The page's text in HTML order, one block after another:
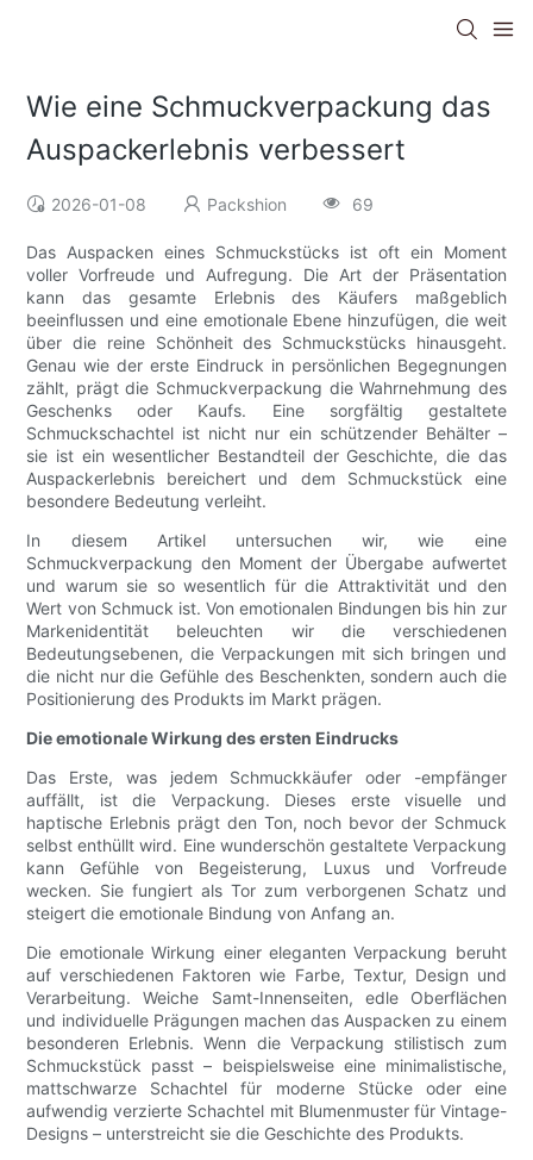
Wie eine Schmuckverpackung das
Auspackerlebnis verbessert
2026-01-08 Packshion 69
Das Auspacken eines Schmuckstücks ist oft ein Moment
voller Vorfreude und Aufregung. Die Art der Präsentation
kann das gesamte Erlebnis des Käufers maßgeblich
beeinflussen und eine emotionale Ebene hinzufügen, die weit
über die reine Schönheit des Schmuckstücks hinausgeht.
Genau wie der erste Eindruck in persönlichen Begegnungen
zählt, prägt die Schmuckverpackung die Wahrnehmung des
Geschenks oder Kaufs. Eine sorgfältig gestaltete
Schmuckschachtel ist nicht nur ein schützender Behälter –
sie ist ein wesentlicher Bestandteil der Geschichte, die das
Auspackerlebnis bereichert und dem Schmuckstück eine
besondere Bedeutung verleiht.
In diesem Artikel untersuchen wir, wie eine
Schmuckverpackung den Moment der Übergabe aufwertet
und warum sie so wesentlich für die Attraktivität und den
Wert von Schmuck ist. Von emotionalen Bindungen bis hin zur
Markenidentität beleuchten wir die verschiedenen
Bedeutungsebenen, die Verpackungen mit sich bringen und
die nicht nur die Gefühle des Beschenkten, sondern auch die
Positionierung des Produkts im Markt prägen.
Die emotionale Wirkung des ersten Eindrucks
Das Erste, was jedem Schmuckkäufer oder -empfänger
auffällt, ist die Verpackung. Dieses erste visuelle und
haptische Erlebnis prägt den Ton, noch bevor der Schmuck
selbst enthüllt wird. Eine wunderschön gestaltete Verpackung
kann Gefühle von Begeisterung, Luxus und Vorfreude
wecken. Sie fungiert als Tor zum verborgenen Schatz und
steigert die emotionale Bindung von Anfang an.
Die emotionale Wirkung einer eleganten Verpackung beruht
auf verschiedenen Faktoren wie Farbe, Textur, Design und
Verarbeitung. Weiche Samt-Innenseiten, edle Oberflächen
und individuelle Prägungen machen das Auspacken zu einem
besonderen Erlebnis. Wenn die Verpackung stilistisch zum
Schmuckstück passt – beispielsweise eine minimalistische,
mattschwarze Schachtel für moderne Stücke oder eine
aufwendig verzierte Schachtel mit Blumenmuster für Vintage-
Designs – unterstreicht sie die Geschichte des Produkts.